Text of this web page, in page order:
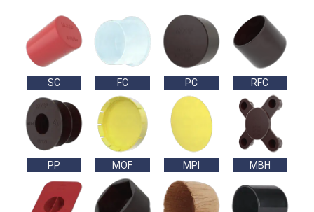
SC FC PC RFC
PP MOF MPI MBH